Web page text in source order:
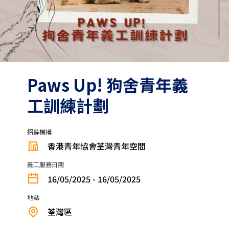
Paws Up! 狗舍青年義
工訓練計劃
招募機構
香港青年協會荃灣青年空間
義工服務日期
16/05/2025 - 16/05/2025
地點
荃灣區